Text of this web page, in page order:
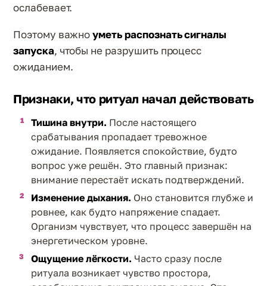
ослабевает.
Поэтому важноуметь распознать сигналы
запуска, чтобы не разрушить процесс
ожиданием.
Признаки, что ритуал начал действовать
Тишина внутри. После настоящего
срабатывания пропадает тревожное
ожидание. Появляется спокойствие, будто
вопрос уже решён. Это главный признак:
внимание перестаёт искать подтверждений.
Изменение дыхания. Оно становится глубже и
ровнее, как будто напряжение спадает.
Организм чувствует, что процесс завершён на
энергетическом уровне.
Ощущение лёгкости. Часто сразу после
ритуала возникает чувство простора,